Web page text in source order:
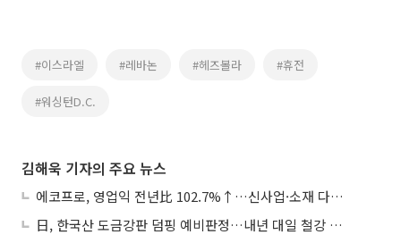
#이스라엘 #레바논 #헤즈볼라 #휴전
#워싱턴D.C.
김해욱 기자의 주요 뉴스
에코프로, 영업익 전년比 102.7%↑…신사업·소재 다각화 박차
日, 한국산 도금강판 덤핑 예비판정…내년 대일 철강 수출 ‘빨간불’